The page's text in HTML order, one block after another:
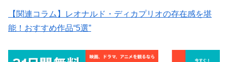
【関連コラム】レオナルド・ディカプリオの存在感を堪
能！おすすめ作品“5選”